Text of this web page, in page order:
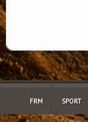
FRM SPORT